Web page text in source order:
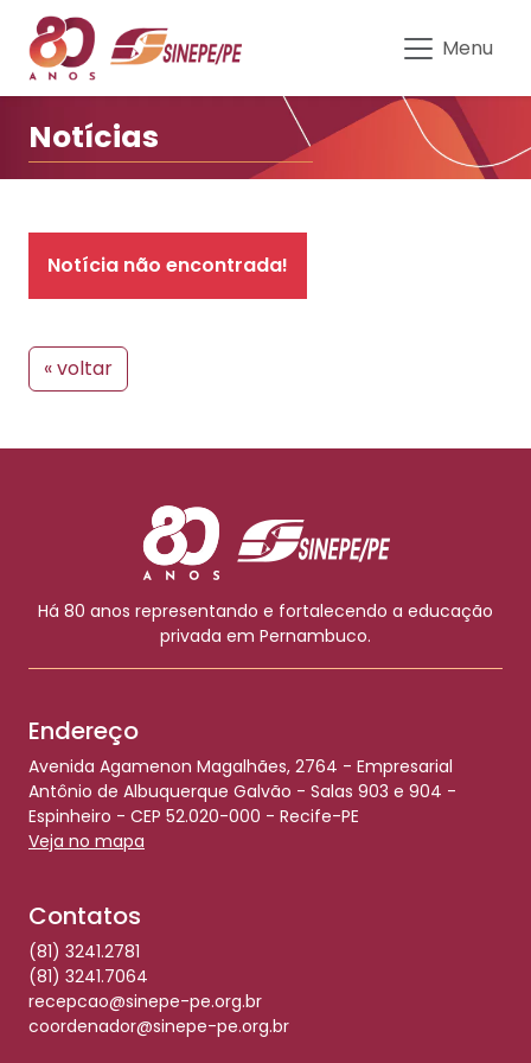
Notícias | Sinepe-PE
Menu
Notícias
Notícia não encontrada!
« voltar
Há 80 anos representando e fortalecendo a educação
privada em Pernambuco.
Endereço
Avenida Agamenon Magalhães, 2764 - Empresarial
Antônio de Albuquerque Galvão - Salas 903 e 904 -
Espinheiro - CEP 52.020-000 - Recife-PE
Veja no mapa
Contatos
(81) 3241.2781
(81) 3241.7064
recepcao@sinepe-pe.org.br
coordenador@sinepe-pe.org.br